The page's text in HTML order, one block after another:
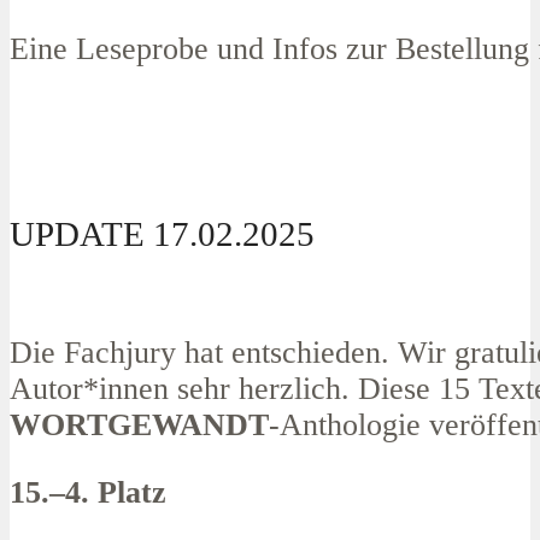
Eine Leseprobe und Infos zur
UPDATE 17.02.2025
Die Fachjury hat entschieden. Wir
Autor*innen sehr herzlich. Diese 15
WORTGEWANDT-Anthologie
15.–4. Platz